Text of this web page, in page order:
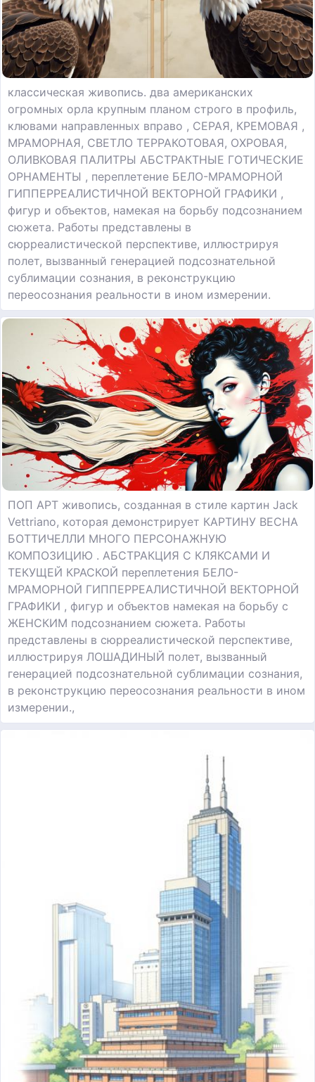
классическая живопись. два американских
огромных орла крупным планом строго в профиль,
клювами направленных вправо , СЕРАЯ, КРЕМОВАЯ ,
МРАМОРНАЯ, СВЕТЛО ТЕРРАКОТОВАЯ, ОХРОВАЯ,
ОЛИВКОВАЯ ПАЛИТРЫ АБСТРАКТНЫЕ ГОТИЧЕСКИЕ
ОРНАМЕНТЫ , переплетение БЕЛО-МРАМОРНОЙ
ГИППЕРРЕАЛИСТИЧНОЙ ВЕКТОРНОЙ ГРАФИКИ ,
фигур и объектов, намекая на борьбу подсознанием
сюжета. Работы представлены в
сюрреалистической перспективе, иллюстрируя
полет, вызванный генерацией подсознательной
сублимации сознания, в реконструкцию
переосознания реальности в ином измерении.
ПОП АРТ живопись, созданная в стиле картин Jack
Vettriano, которая демонстрирует КАРТИНУ ВЕСНА
БОТТИЧЕЛЛИ МНОГО ПЕРСОНАЖНУЮ
КОМПОЗИЦИЮ . АБСТРАКЦИЯ С КЛЯКСАМИ И
ТЕКУЩЕЙ КРАСКОЙ переплетения БЕЛО-
МРАМОРНОЙ ГИППЕРРЕАЛИСТИЧНОЙ ВЕКТОРНОЙ
ГРАФИКИ , фигур и объектов намекая на борьбу с
ЖЕНСКИМ подсознанием сюжета. Работы
представлены в сюрреалистической перспективе,
иллюстрируя ЛОШАДИНЫЙ полет, вызванный
генерацией подсознательной сублимации сознания,
в реконструкцию переосознания реальности в ином
измерении.,